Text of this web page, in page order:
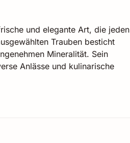
und elegante Art, die jeden
Trauben besticht
Mineralität. Sein
Anlässe und kulinarische